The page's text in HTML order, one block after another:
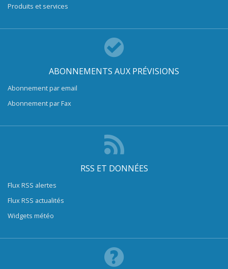
Produits et services
ABONNEMENTS AUX PRÉVISIONS
Abonnement par email
Abonnement par Fax
RSS ET DONNÉES
Flux RSS alertes
Flux RSS actualités
Widgets météo